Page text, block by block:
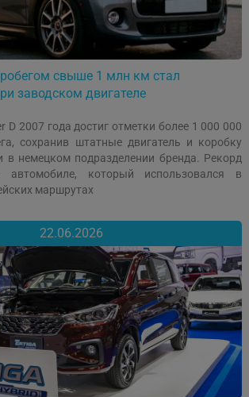
свыше 1 млн км стал
заводском двигателе
D 2007 года достиг отметки более 1 000 000
сохранив штатные двигатель и коробку
в немецком подразделении бренда. Рекорд
автомобиле, который использовался в
маршрутах
22.06.2026